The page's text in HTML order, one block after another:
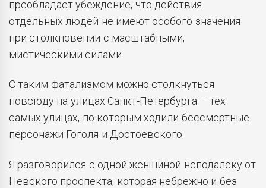
преобладает убеждение, что действия
отдельных людей не имеют особого значения
при столкновении с масштабными,
мистическими силами.
С таким фатализмом можно столкнуться
повсюду на улицах Санкт-Петербурга – тех
самых улицах, по которым ходили бессмертные
персонажи Гоголя и Достоевского.
Я разговорился с одной женщиной неподалеку от
Невского проспекта, которая небрежно и без